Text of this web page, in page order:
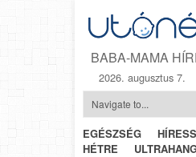
BABA-MAMA
2026. augusztus 7.
EGÉSZSÉG
HÉTRE